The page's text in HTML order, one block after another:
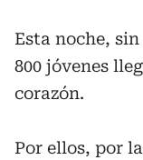
Esta noche,
800 jóvenes
corazón.
Por ellos, por